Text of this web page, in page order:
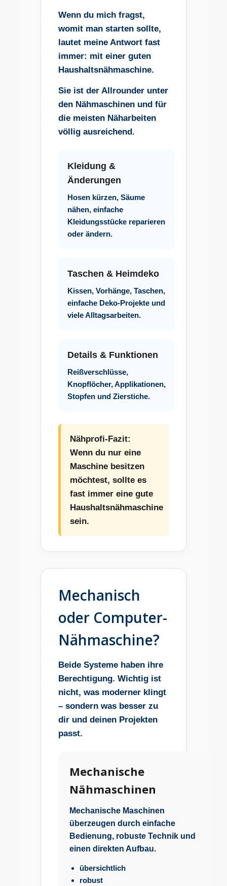
Wenn du mich fragst,
womit man starten sollte,
lautet meine Antwort fast
immer: mit einer guten
Haushaltsnähmaschine.
Sie ist der Allrounder unter
den Nähmaschinen und für
die meisten Näharbeiten
völlig ausreichend.
Kleidung &
Änderungen
Hosen kürzen, Säume
nähen, einfache
Kleidungsstücke reparieren
oder ändern.
Taschen & Heimdeko
Kissen, Vorhänge, Taschen,
einfache Deko-Projekte und
viele Alltagsarbeiten.
Details & Funktionen
Reißverschlüsse,
Knopflöcher, Applikationen,
Stopfen und Zierstiche.
Nähprofi-Fazit:
Wenn du nur eine
Maschine besitzen
möchtest, sollte es
fast immer eine gute
Haushaltsnähmaschine
sein.
Mechanisch
oder Computer-
Nähmaschine?
Beide Systeme haben ihre
Berechtigung. Wichtig ist
nicht, was moderner klingt
– sondern was besser zu
dir und deinen Projekten
passt.
Mechanische
Nähmaschinen
Mechanische Maschinen
überzeugen durch einfache
Bedienung, robuste Technik und
einen direkten Aufbau.
übersichtlich
robust